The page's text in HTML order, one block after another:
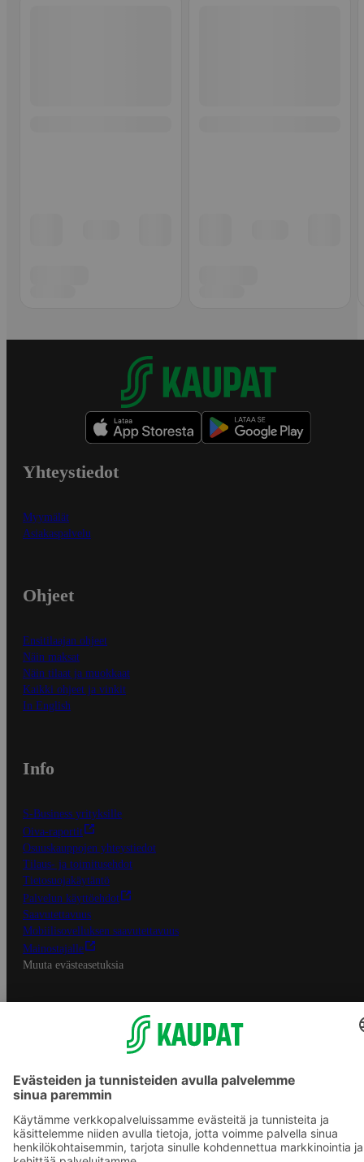
Yhteystiedot
Myymälät
Asiakaspalvelu
Ohjeet
Ensitilaajan ohjeet
Näin maksat
Näin tilaat ja muokkaat
Kaikki ohjeet ja vinkit
In English
Info
S-Business yrityksille
Oiva-raportit
Osuuskauppojen yhteystiedot
Tilaus- ja toimitusehdot
Tietosuojakäytäntö
Palvelun käyttöehdot
Saavutettavuus
Mobiilisovelluksen saavutettavuus
Mainostajalle
Muuta evästeasetuksia
S-ryhmän palvelut
S-ryhmä
Asiakasomistajuus
S-ostoslista -sovellus
Prisma.fi